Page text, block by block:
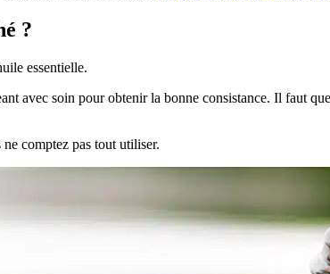
?
essentielle.
avec soin pour obtenir la bonne consistance. Il faut
comptez pas tout utiliser.